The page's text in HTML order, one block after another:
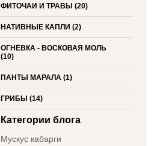
ФИТОЧАИ И ТРАВЫ (20)
НАТИВНЫЕ КАПЛИ (2)
ОГНЁВКА - ВОСКОВАЯ МОЛЬ
(10)
ПАНТЫ МАРАЛА (1)
ГРИБЫ (14)
Категории блога
Мускус кабарги